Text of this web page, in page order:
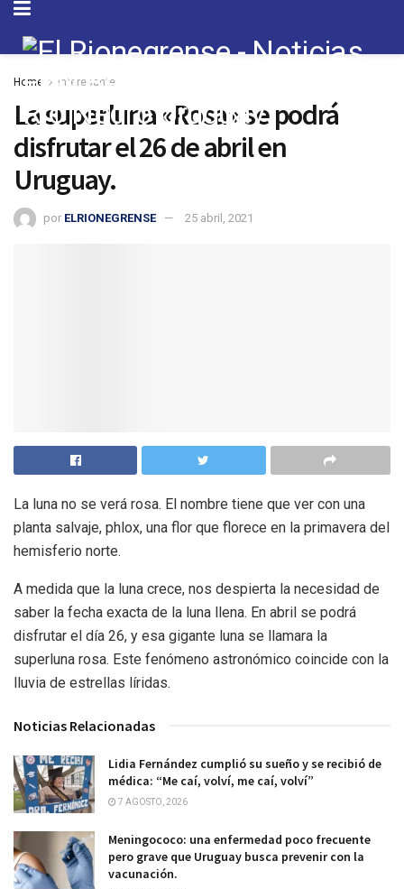
Home Interesante
La superluna «Rosa» se podrá
disfrutar el 26 de abril en
Uruguay.
por ELRIONEGRENSE 25 abril, 2021
La luna no se verá rosa. El nombre tiene que ver con una
planta salvaje, phlox, una flor que florece en la primavera del
hemisferio norte.
A medida que la luna crece, nos despierta la necesidad de
saber la fecha exacta de la luna llena. En abril se podrá
disfrutar el día 26, y esa gigante luna se llamara la
superluna rosa. Este fenómeno astronómico coincide con la
lluvia de estrellas líridas.
Noticias Relacionadas
Lidia Fernández cumplió su sueño y se recibió de
médica: “Me caí, volví, me caí, volví”
7 AGOSTO, 2026
Meningococo: una enfermedad poco frecuente
pero grave que Uruguay busca prevenir con la
vacunación.